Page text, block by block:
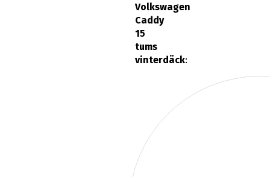
Volkswagen
Caddy
15
tums
vinterdäck: